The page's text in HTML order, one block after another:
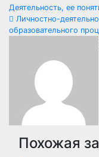
по
записям
Деятельность, ее
Личностно-
образовательного
Похожая